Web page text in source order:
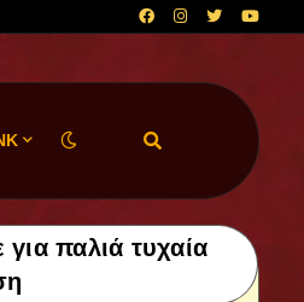
για παλιά τυχαία